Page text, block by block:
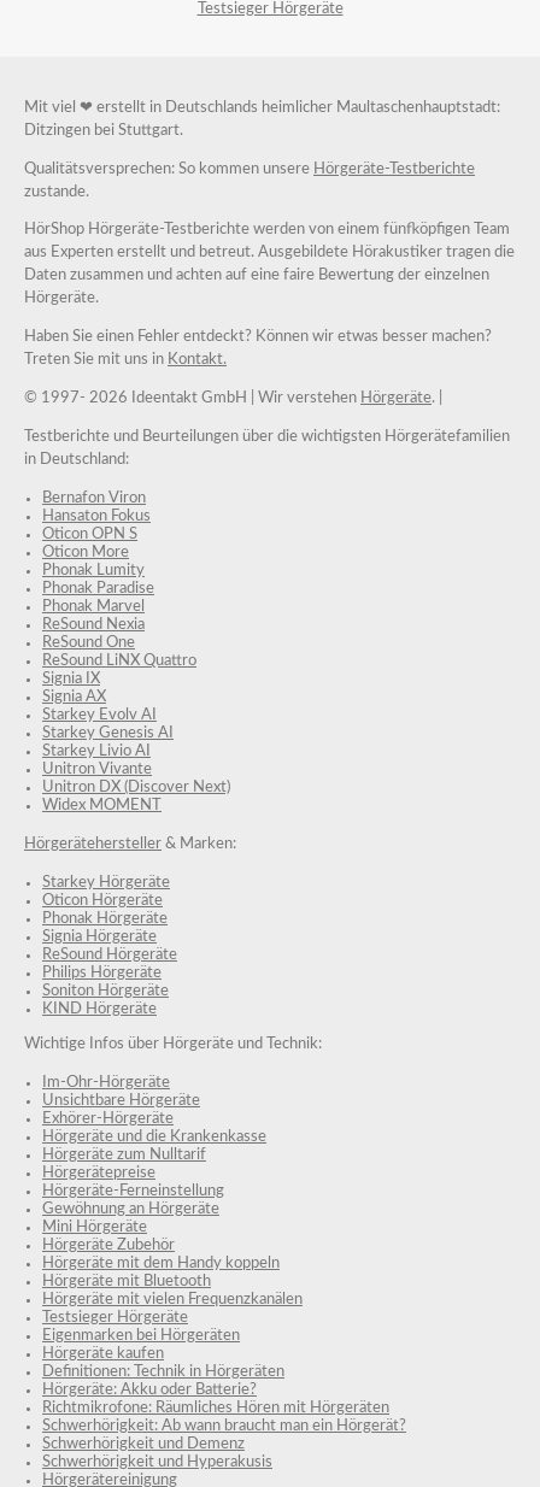
Testsieger Hörgeräte
Mit viel ❤ erstellt in Deutschlands heimlicher Maultaschenhauptstadt:
Ditzingen bei Stuttgart.
Qualitätsversprechen: So kommen unsere Hörgeräte-Testberichte
zustande.
HörShop Hörgeräte-Testberichte werden von einem fünfköpfigen Team
aus Experten erstellt und betreut. Ausgebildete Hörakustiker tragen die
Daten zusammen und achten auf eine faire Bewertung der einzelnen
Hörgeräte.
Haben Sie einen Fehler entdeckt? Können wir etwas besser machen?
Treten Sie mit uns in Kontakt.
© 1997- 2026 Ideentakt GmbH | Wir verstehen Hörgeräte. |
Testberichte und Beurteilungen über die wichtigsten Hörgerätefamilien
in Deutschland:
Bernafon Viron
Hansaton Fokus
Oticon OPN S
Oticon More
Phonak Lumity
Phonak Paradise
Phonak Marvel
ReSound Nexia
ReSound One
ReSound LiNX Quattro
Signia IX
Signia AX
Starkey Evolv AI
Starkey Genesis AI
Starkey Livio AI
Unitron Vivante
Unitron DX (Discover Next)
Widex MOMENT
Hörgerätehersteller & Marken:
Starkey Hörgeräte
Oticon Hörgeräte
Phonak Hörgeräte
Signia Hörgeräte
ReSound Hörgeräte
Philips Hörgeräte
Soniton Hörgeräte
KIND Hörgeräte
Wichtige Infos über Hörgeräte und Technik:
Im-Ohr-Hörgeräte
Unsichtbare Hörgeräte
Exhörer-Hörgeräte
Hörgeräte und die Krankenkasse
Hörgeräte zum Nulltarif
Hörgerätepreise
Hörgeräte-Ferneinstellung
Gewöhnung an Hörgeräte
Mini Hörgeräte
Hörgeräte Zubehör
Hörgeräte mit dem Handy koppeln
Hörgeräte mit Bluetooth
Hörgeräte mit vielen Frequenzkanälen
Testsieger Hörgeräte
Eigenmarken bei Hörgeräten
Hörgeräte kaufen
Definitionen: Technik in Hörgeräten
Hörgeräte: Akku oder Batterie?
Richtmikrofone: Räumliches Hören mit Hörgeräten
Schwerhörigkeit: Ab wann braucht man ein Hörgerät?
Schwerhörigkeit und Demenz
Schwerhörigkeit und Hyperakusis
Hörgerätereinigung